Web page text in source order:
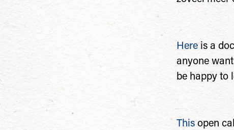
Here is a
anyone
be happy to
Thisopen